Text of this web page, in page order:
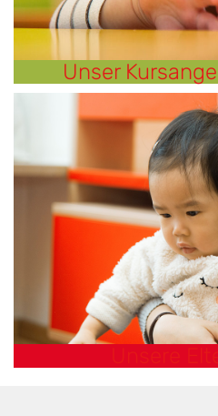
Unser